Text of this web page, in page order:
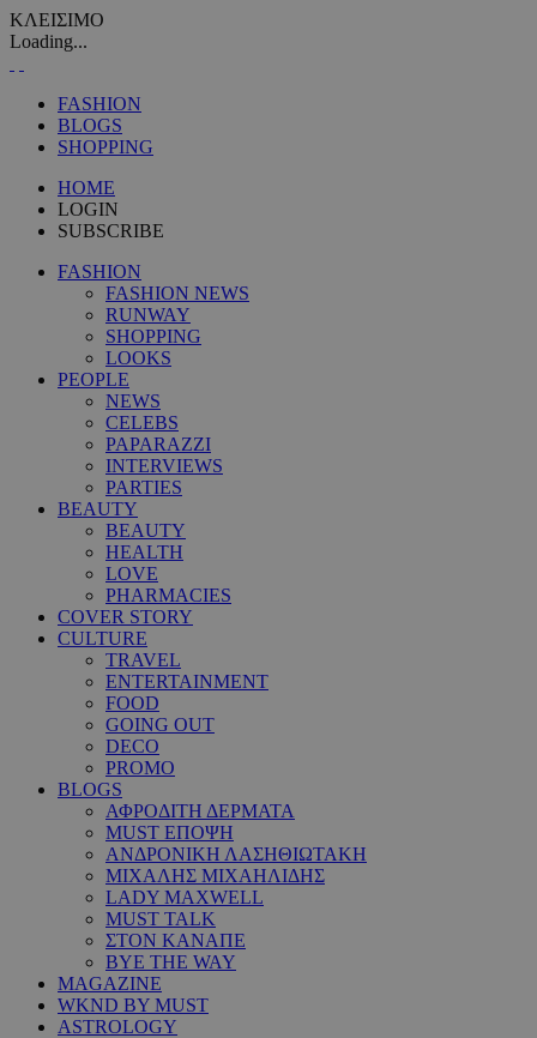
ΚΛΕΙΣΙΜΟ
Loading...
FASHION
BLOGS
SHOPPING
HOME
LOGIN
SUBSCRIBE
FASHION
FASHION NEWS
RUNWAY
SHOPPING
LOOKS
PEOPLE
NEWS
CELEBS
PAPARAZZI
INTERVIEWS
PARTIES
BEAUTY
BEAUTY
HEALTH
LOVE
PHARMACIES
COVER STORY
CULTURE
TRAVEL
ENTERTAINMENT
FOOD
GOING OUT
DECO
PROMO
BLOGS
ΑΦΡΟΔΙΤΗ ΔΕΡΜΑΤΑ
MUST ΕΠΟΨΗ
ΑΝΔΡΟΝΙΚΗ ΛΑΣΗΘΙΩΤΑΚΗ
ΜΙΧΑΛΗΣ ΜΙΧΑΗΛΙΔΗΣ
LADY MAXWELL
MUST TALK
ΣΤΟΝ ΚΑΝΑΠΕ
BYE THE WAY
MAGAZINE
WKND BY MUST
ASTROLOGY